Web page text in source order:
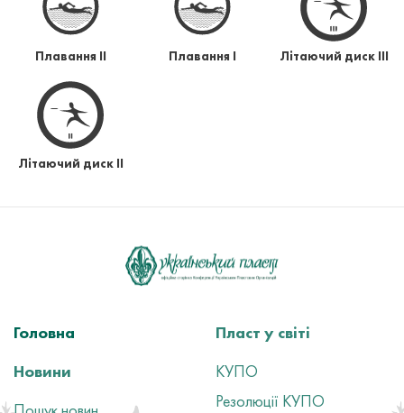
Плавання ІІ Плавання І Літаючий диск ІІІ
Літаючий диск ІІ
Головна
Новини
Пласт у світі
КУПО
Резолюції КУПО